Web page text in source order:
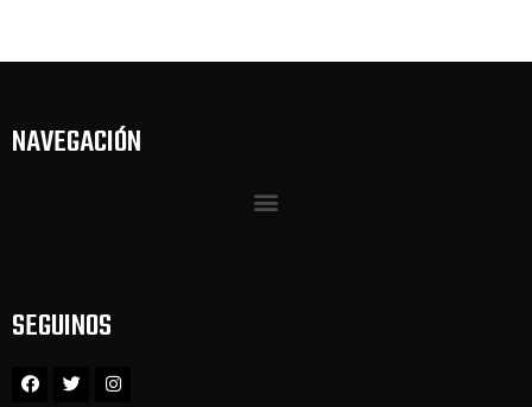
NAVEGACIÓN
SEGUINOS